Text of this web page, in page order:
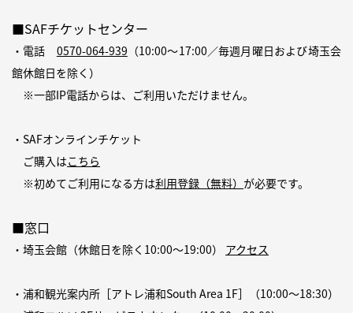
■SAFチケットセンター
・電話 0570-064-939 （10:00〜17:00／毎週月曜日および埼玉会
館休館日を除く）
※一部IP電話からは、ご利用いただけません。
・SAFオンラインチケット
ご購入はこちら
※初めてご利用になる方は利用登録（無料） が必要です。
■窓口
・埼玉会館（休館日を除く10:00〜19:00） アクセス
・浦和観光案内所［アトレ浦和South Area 1F］（10:00〜18:30）